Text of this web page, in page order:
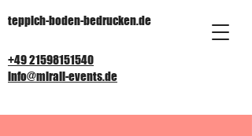
teppich-boden-bedrucken.de
info@mirali-events.de
+49 21598151540